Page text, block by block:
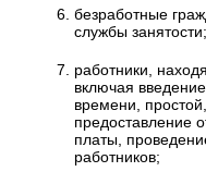
безработные
службы занятости;
работники,
включая
времени,
предоставление
платы,
работников;